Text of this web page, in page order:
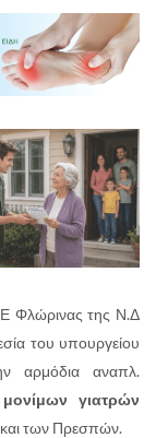
Φλώρινας της Ν.Δ
του υπουργείου
αρμόδια αναπλ.
γιατρών
και των Πρεσπών.